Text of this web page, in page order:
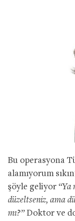
Bu operasyona
alamıyorum
şöyle geliyor “Ya
düzeltseniz, ama
mı?” Doktor ve